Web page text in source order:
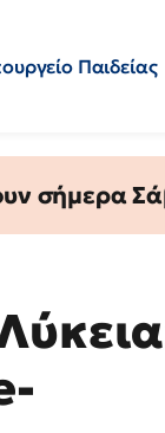
Παιδείας
σήμερα